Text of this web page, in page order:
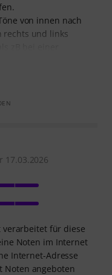
von innen nach
rechts und links
17.03.2026
verarbeitet für diese
Noten im Internet
Internet-Adresse
Noten angeboten